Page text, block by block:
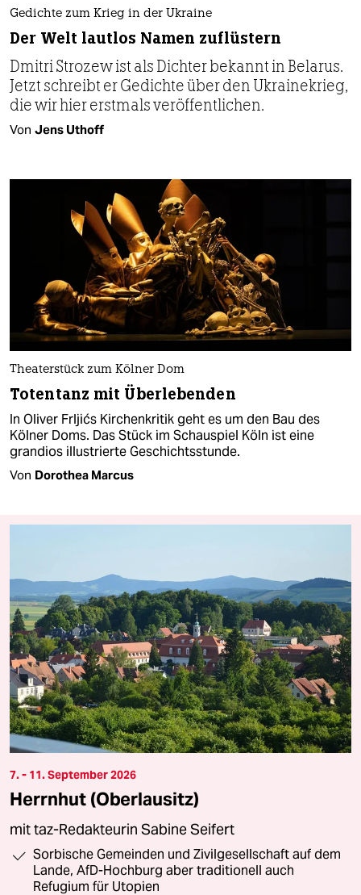
Gedichte zum Krieg in der Ukraine
Der Welt lautlos Namen zuflüstern
Dmitri Strozew ist als Dichter bekannt in Belarus.
Jetzt schreibt er Gedichte über den Ukrainekrieg,
die wir hier erstmals veröffentlichen.
Von Jens Uthoff
Theaterstück zum Kölner Dom
Totentanz mit Überlebenden
In Oliver Frljićs Kirchenkritik geht es um den Bau des
Kölner Doms. Das Stück im Schauspiel Köln ist eine
grandios illustrierte Geschichtsstunde.
Von Dorothea Marcus
7. - 11. September 2026
Herrnhut (Oberlausitz)
mit taz-Redakteurin Sabine Seifert
Sorbische Gemeinden und Zivilgesellschaft auf dem
Lande, AfD-Hochburg aber traditionell auch
Refugium für Utopien